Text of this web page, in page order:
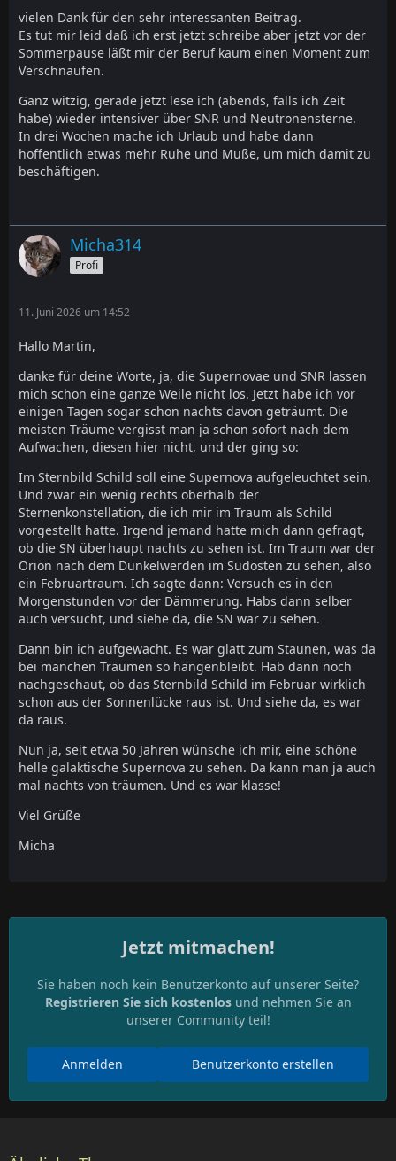
vielen Dank für den sehr interessanten Beitrag.
Es tut mir leid daß ich erst jetzt schreibe aber jetzt vor der
Sommerpause läßt mir der Beruf kaum einen Moment zum
Verschnaufen.
Ganz witzig, gerade jetzt lese ich (abends, falls ich Zeit
habe) wieder intensiver über SNR und Neutronensterne.
In drei Wochen mache ich Urlaub und habe dann
hoffentlich etwas mehr Ruhe und Muße, um mich damit zu
beschäftigen.
Micha314
Profi
11. Juni 2026 um 14:52
Hallo Martin,
danke für deine Worte, ja, die Supernovae und SNR lassen
mich schon eine ganze Weile nicht los. Jetzt habe ich vor
einigen Tagen sogar schon nachts davon geträumt. Die
meisten Träume vergisst man ja schon sofort nach dem
Aufwachen, diesen hier nicht, und der ging so:
Im Sternbild Schild soll eine Supernova aufgeleuchtet sein.
Und zwar ein wenig rechts oberhalb der
Sternenkonstellation, die ich mir im Traum als Schild
vorgestellt hatte. Irgend jemand hatte mich dann gefragt,
ob die SN überhaupt nachts zu sehen ist. Im Traum war der
Orion nach dem Dunkelwerden im Südosten zu sehen, also
ein Februartraum. Ich sagte dann: Versuch es in den
Morgenstunden vor der Dämmerung. Habs dann selber
auch versucht, und siehe da, die SN war zu sehen.
Dann bin ich aufgewacht. Es war glatt zum Staunen, was da
bei manchen Träumen so hängenbleibt. Hab dann noch
nachgeschaut, ob das Sternbild Schild im Februar wirklich
schon aus der Sonnenlücke raus ist. Und siehe da, es war
da raus.
Nun ja, seit etwa 50 Jahren wünsche ich mir, eine schöne
helle galaktische Supernova zu sehen. Da kann man ja auch
mal nachts von träumen. Und es war klasse!
Viel Grüße
Micha
Jetzt mitmachen!
Sie haben noch kein Benutzerkonto auf unserer Seite?
Registrieren Sie sich kostenlosund nehmen Sie an
unserer Community teil!
Benutzerkonto erstellen
Anmelden